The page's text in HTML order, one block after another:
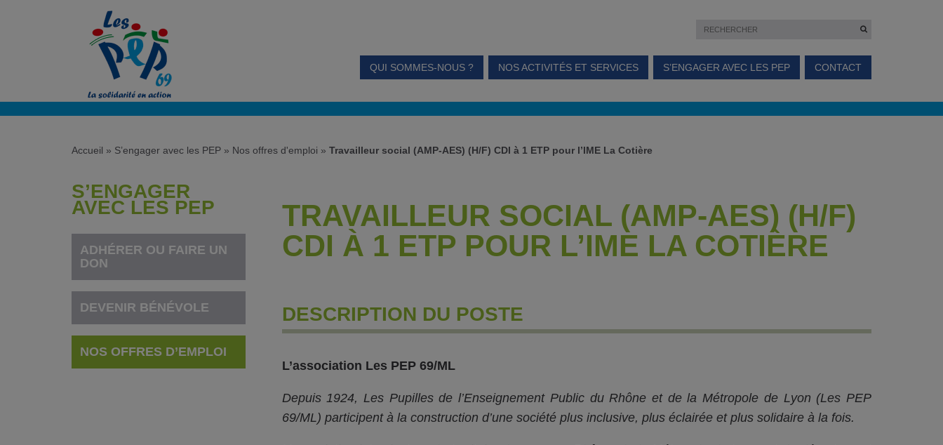
QUI SOMMES-NOUS ? NOS ACTIVITÉS ET SERVICES S’ENGAGER AVEC LES PEP CONTACT
Accueil » S’engager avec les PEP » Nos offres d'emploi » Travailleur social (AMP-AES) (H/F) CDI à 1 ETP pour l’IME La Cotière
S’ENGAGER
AVEC LES PEP
ADHÉRER OU FAIRE UN
DON
DEVENIR BÉNÉVOLE
NOS OFFRES D’EMPLOI
TRAVAILLEUR SOCIAL (AMP-AES) (H/F)
CDI À 1 ETP POUR L’IME LA COTIÈRE
DESCRIPTION DU POSTE
L’association Les PEP 69/ML
Depuis 1924, Les Pupilles de l’Enseignement Public du Rhône et de la Métropole de Lyon (Les PEP
69/ML) participent à la construction d’une société plus inclusive, plus éclairée et plus solidaire à la fois.